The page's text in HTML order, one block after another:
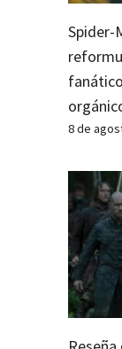
Spider-
8 de